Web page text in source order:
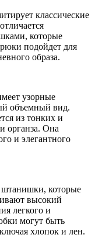
классические
которые
подойдет для
образа.
узорные
объемный вид.
из тонких и
органза. Она
и элегантного
которые
высокий
легкого и
могут быть
хлопок и лен.